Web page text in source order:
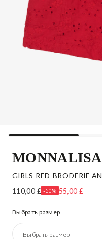
MONNALISA
GIRLS RED BRODERIE
110,00 £ -50% 55,00 £
Выбрать размер
Выбрать размер